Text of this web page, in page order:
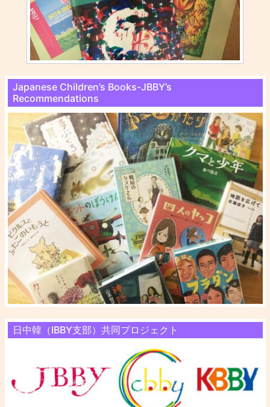
Japanese Children’s Books-JBBY’s
Recommendations
日中韓（IBBY支部）共同プロジェクト